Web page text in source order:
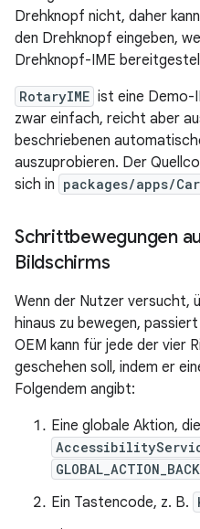
Drehknopf nicht, daher
den Drehknopf eingeben,
Drehknopf-IME
RotaryIME ist eine Demo-
zwar einfach, reicht aber
beschriebenen
auszuprobieren. Der
sich in packages/apps/
Schrittbewegungen
Bildschirms
Wenn der Nutzer versucht,
hinaus zu bewegen,
OEM kann für jede der vier
geschehen soll, indem er
Folgendem angibt:
Eine globale Aktion,
GLOBAL_ACTION_BACK
Ein Tastencode, z. B.